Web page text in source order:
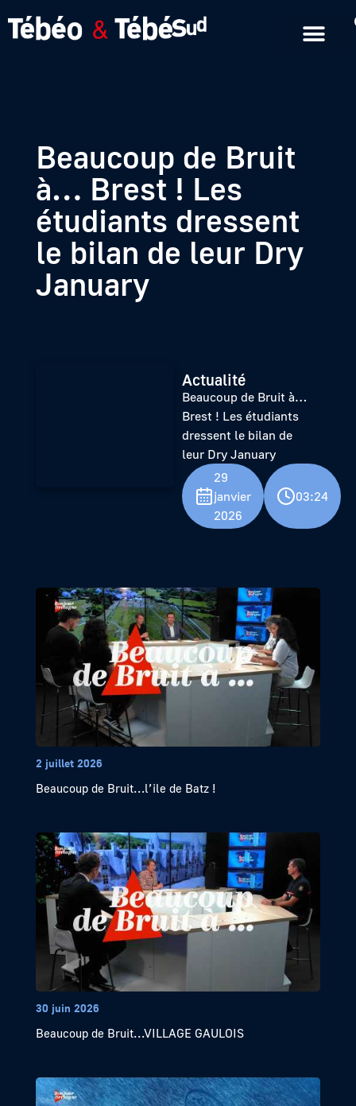
Beaucoup de Bruit
à… Brest ! Les
étudiants dressent
le bilan de leur Dry
January
Actualité
Beaucoup de Bruit à…
Brest ! Les étudiants
dressent le bilan de
leur Dry January
29
janvier
2026
03:24
2 juillet 2026
Beaucoup de Bruit…l’ile de Batz !
30 juin 2026
Beaucoup de Bruit…VILLAGE GAULOIS